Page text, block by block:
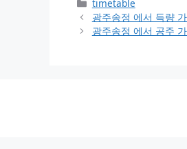
timetable
광주송정 에서 득량
광주송정 에서 공주